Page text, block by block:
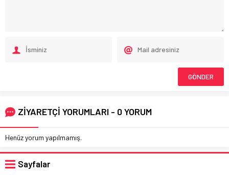
ZİYARETÇİ YORUMLARI - 0 YORUM
Henüz yorum yapılmamış.
Sayfalar